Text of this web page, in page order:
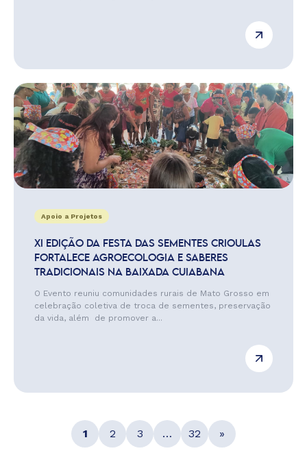
Apoio a Projetos
XI EDIÇÃO DA FESTA DAS SEMENTES CRIOULAS
FORTALECE AGROECOLOGIA E SABERES
TRADICIONAIS NA BAIXADA CUIABANA
O Evento reuniu comunidades rurais de Mato Grosso em
celebração coletiva de troca de sementes, preservação
da vida, além de promover a...
1 2 3 … 32 »